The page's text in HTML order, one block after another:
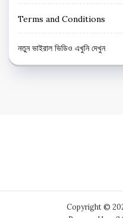
Terms and Conditions
নতুন ভাইরাল ভিডিও এখুনি দেখুন
Copyright ©